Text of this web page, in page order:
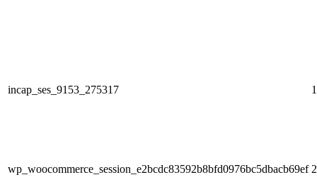
incap_ses_9153_275317
wp_woocommerce_session_e2bcdc83592b8bfd0976bc5dbacb69ef